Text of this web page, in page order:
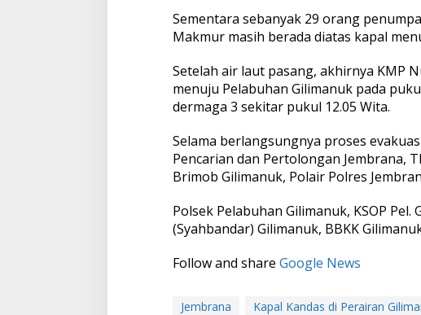
n
G
l
i
m
a
u
k
Sementara sebanyak 29 orang
Makmur masih berada diatas kapal
Setelah air laut pasang, akhirnya KMP
menuju Pelabuhan Gilimanuk pada
dermaga 3 sekitar pukul 12.05 Wita.
Selama berlangsungnya proses
Pencarian dan Pertolongan Jembrana,
Brimob Gilimanuk, Polair Polres
Polsek Pelabuhan Gilimanuk, KSOP Pel.
(Syahbandar) Gilimanuk, BBKK
Follow and share Google News
Jembrana Kapal Kandas di Perairan